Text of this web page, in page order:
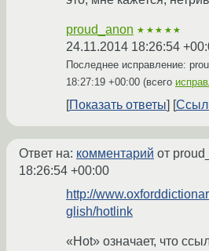
proud_anon ★★★★★
24.11.2014 18:26:54
Последнее исправление:
18:27:19 +00:00 (всего
Показать ответы
Ответ на: комментарий от
18:26:54 +00:00
http://
glish/hotlink
«Hot» означает, что